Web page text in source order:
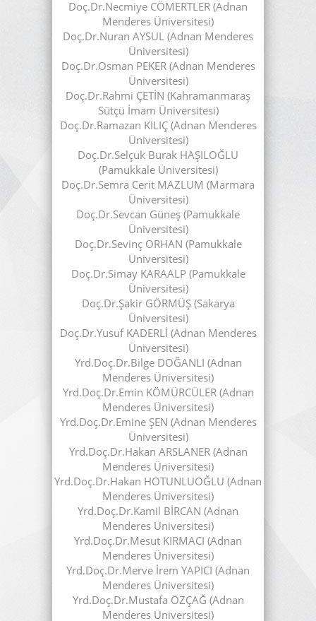
Doç.Dr.Necmiye CÖMERTLER (Adnan
Menderes Üniversitesi)
Doç.Dr.Nuran AYSUL (Adnan Menderes
Üniversitesi)
Doç.Dr.Osman PEKER (Adnan Menderes
Üniversitesi)
Doç.Dr.Rahmi ÇETİN (Kahramanmaraş
Sütçü İmam Üniversitesi)
Doç.Dr.Ramazan KILIÇ (Adnan Menderes
Üniversitesi)
Doç.Dr.Selçuk Burak HAŞILOĞLU
(Pamukkale Üniversitesi)
Doç.Dr.Semra Cerit MAZLUM (Marmara
Üniversitesi)
Doç.Dr.Sevcan Güneş (Pamukkale
Üniversitesi)
Doç.Dr.Sevinç ORHAN (Pamukkale
Üniversitesi)
Doç.Dr.Simay KARAALP (Pamukkale
Üniversitesi)
Doç.Dr.Şakir GÖRMÜŞ (Sakarya
Üniversitesi)
Doç.Dr.Yusuf KADERLİ (Adnan Menderes
Üniversitesi)
Yrd.Doç.Dr.Bilge DOĞANLI (Adnan
Menderes Üniversitesi)
Yrd.Doç.Dr.Emin KÖMÜRCÜLER (Adnan
Menderes Üniversitesi)
Yrd.Doç.Dr.Emine ŞEN (Adnan Menderes
Üniversitesi)
Yrd.Doç.Dr.Hakan ARSLANER (Adnan
Menderes Üniversitesi)
Yrd.Doç.Dr.Hakan HOTUNLUOĞLU (Adnan
Menderes Üniversitesi)
Yrd.Doç.Dr.Kamil BİRCAN (Adnan
Menderes Üniversitesi)
Yrd.Doç.Dr.Mesut KIRMACI (Adnan
Menderes Üniversitesi)
Yrd.Doç.Dr.Merve İrem YAPICI (Adnan
Menderes Üniversitesi)
Yrd.Doç.Dr.Mustafa ÖZÇAĞ (Adnan
Menderes Üniversitesi)